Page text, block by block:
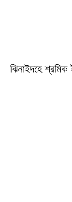
ঝিনাইদহে শ্রমিক